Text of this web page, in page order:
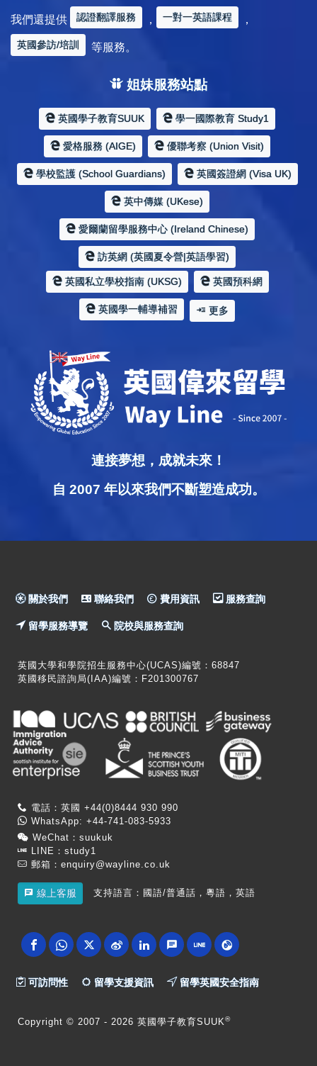
我們還提供 認證翻譯服務 ， 一對一英語課程 ，
英國參訪/培訓 等服務。
姐妹服務站點
英國學子教育SUUK 學一國際教育 Study1
愛格服務 (AIGE) 優聯考察 (Union Visit)
學校監護 (School Guardians) 英國簽證網 (Visa UK)
英中傳媒 (UKese)
愛爾蘭留學服務中心 (Ireland Chinese)
訪英網 (英國夏令營|英語學習)
英國私立學校指南 (UKSG) 英國預科網
英國學一輔導補習 更多
連接夢想，成就未來！
自 2007 年以來我們不斷塑造成功。
關於我們 聯絡我們 費用資訊 服務查詢
留學服務導覽 院校與服務查詢
英國大學和學院招生服務中心(UCAS)編號：68847
英國移民諮詢局(IAA)編號：F201300767
電話：英國 +44(0)8444 930 990
WhatsApp: +44-741-083-5933
WeChat：suukuk
LINE：study1
郵箱： enquiry@wayline.co.uk
線上客服 支持語言：國語/普通話，粵語，英語
可訪問性 留學支援資訊 留學英國安全指南
Copyright © 2007 - 2026 英國學子教育SUUK®